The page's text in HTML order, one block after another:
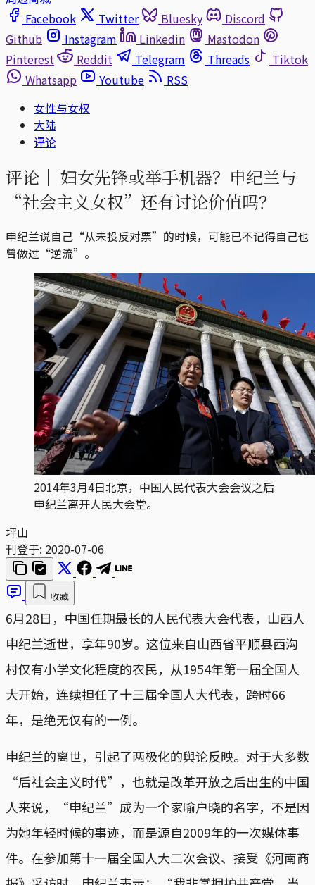
Facebook
Twitter Bluesky
Discord
Github
Instagram Linkedin
Mastodon
Pinterest
Reddit Telegram Threads
Tiktok
Whatsapp
Youtube
RSS
女性与女权
大陆
评论
评论｜ 妇女先锋或举手机器？申纪兰与
“社会主义女权”还有讨论价值吗？
申纪兰说自己“从未投反对票”的时候，可能已不记得自己也
曾做过“逆流”。
2014年3月4日北京，中国人民代表大会会议之后
申纪兰离开人民大会堂。
坪山
刊登于: 2020-07-06
收藏
6月28日，中国任期最长的人民代表大会代表，山西人
申纪兰逝世，享年90岁。这位来自山西省平顺县西沟
村仅有小学文化程度的农民，从1954年第一届全国人
大开始，连续担任了十三届全国人大代表，跨时66
年，是绝无仅有的一例。
申纪兰的离世，引起了两极化的舆论反映。对于大多数
“后社会主义时代”，也就是改革开放之后出生的中国
人来说，“申纪兰”成为一个家喻户晓的名字，不是因
为她年轻时候的事迹，而是源自2009年的一次媒体事
件。在参加第十一届全国人大二次会议、接受《河南商